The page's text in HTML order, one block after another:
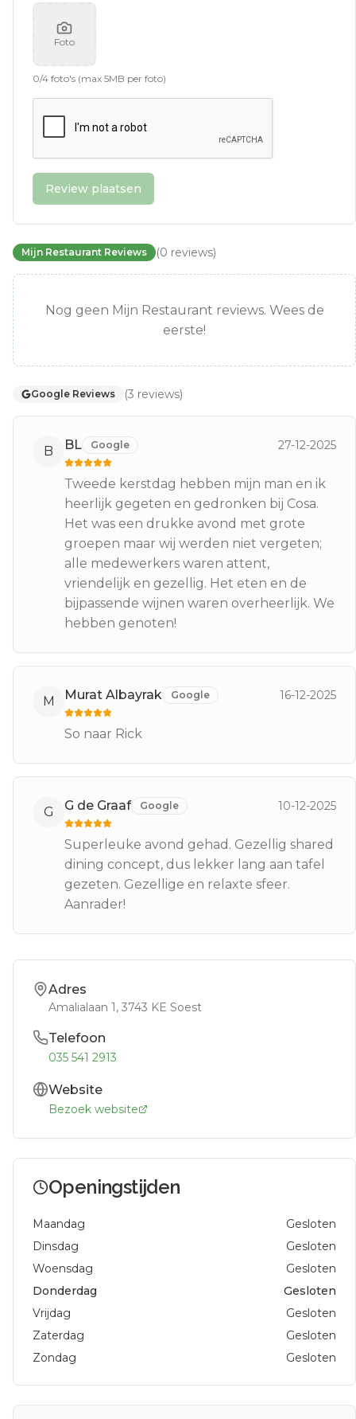
Foto
0/4 foto's (max 5MB per foto)
Review plaatsen
Mijn Restaurant Reviews (0 reviews)
Nog geen Mijn Restaurant reviews. Wees de
eerste!
Google Reviews (3 reviews)
B BL Google 27-12-2025
Tweede kerstdag hebben mijn man en ik
heerlijk gegeten en gedronken bij Cosa.
Het was een drukke avond met grote
groepen maar wij werden niet vergeten;
alle medewerkers waren attent,
vriendelijk en gezellig. Het eten en de
bijpassende wijnen waren overheerlijk. We
hebben genoten!
M Murat Albayrak Google 16-12-2025
So naar Rick
G G de Graaf Google 10-12-2025
Superleuke avond gehad. Gezellig shared
dining concept, dus lekker lang aan tafel
gezeten. Gezellige en relaxte sfeer.
Aanrader!
Adres
Amalialaan 1, 3743 KE Soest
Telefoon
035 541 2913
Website
Bezoek website
Openingstijden
Maandag
Gesloten
Dinsdag
Gesloten
Woensdag
Gesloten
Donderdag
Gesloten
Vrijdag
Gesloten
Zaterdag
Gesloten
Zondag
Gesloten